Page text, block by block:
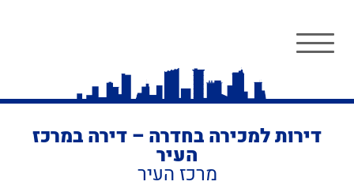
דירות למכירה בחדרה – דירה במרכז
העיר
מרכז העיר